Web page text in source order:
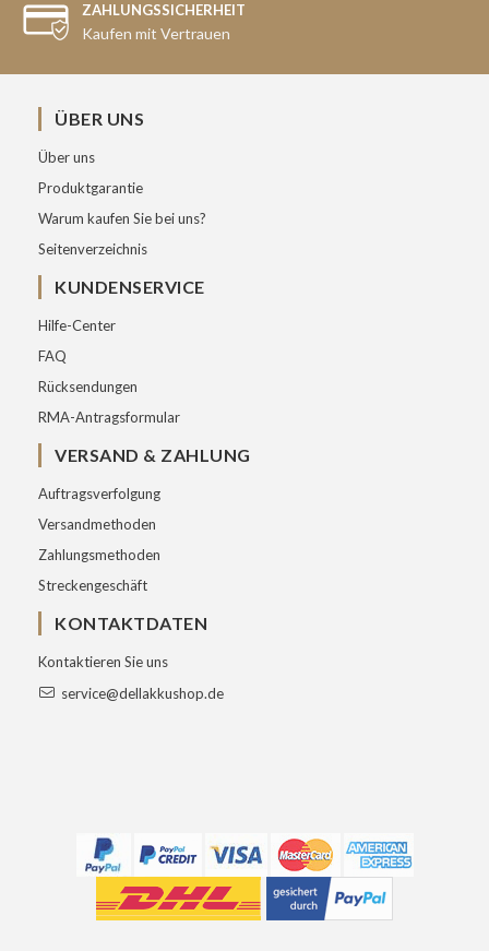
ZAHLUNGSSICHERHEIT
Kaufen mit Vertrauen
ÜBER UNS
Über uns
Produktgarantie
Warum kaufen Sie bei uns?
Seitenverzeichnis
KUNDENSERVICE
Hilfe-Center
FAQ
Rücksendungen
RMA-Antragsformular
VERSAND & ZAHLUNG
Auftragsverfolgung
Versandmethoden
Zahlungsmethoden
Streckengeschäft
KONTAKTDATEN
Kontaktieren Sie uns
service@dellakkushop.de